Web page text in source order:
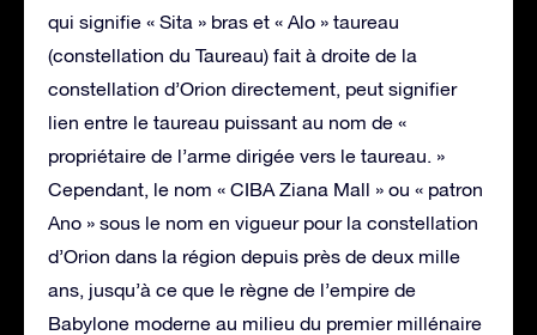
qui signifie « Sita » bras et « Alo » taureau
(constellation du Taureau) fait à droite de la
constellation d’Orion directement, peut signifier
lien entre le taureau puissant au nom de «
propriétaire de l’arme dirigée vers le taureau. »
Cependant, le nom « CIBA Ziana Mall » ou « patron
Ano » sous le nom en vigueur pour la constellation
d’Orion dans la région depuis près de deux mille
ans, jusqu’à ce que le règne de l’empire de
Babylone moderne au milieu du premier millénaire